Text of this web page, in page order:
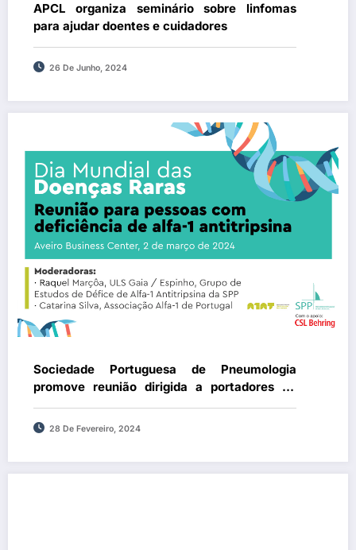
APCL organiza seminário sobre linfomas
para ajudar doentes e cuidadores
26 De Junho, 2024
Sociedade Portuguesa de Pneumologia
promove reunião dirigida a portadores de
doença rara (Défice de Alfa-1 Antitripsina)
28 De Fevereiro, 2024